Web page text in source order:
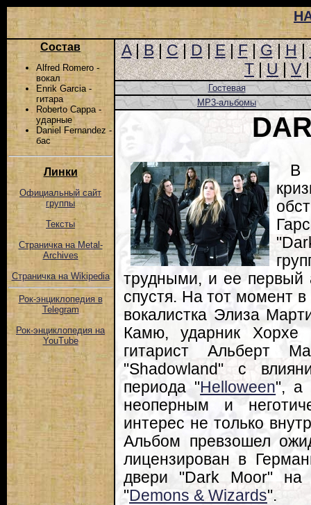
Состав
Alfred Romero -
вокал
Enrik Garcia -
гитара
Roberto Cappa -
ударные
Daniel Fernandez -
бас
Линки
Официальный сайт
группы
Тексты
Страничка на Metal-
Archives
Страничка на Wikipedia
Рок-энциклопедия в
Telegram
Рок-энциклопедия на
YouTube
A|B|C|D|E|F|G|H|
T|U|V
Гостевая
MP3-альбомы
В
трудными, и ее первый
спустя. На тот момент
вокалистка Элиза
Камю, ударник
гитарист Альберт
"Shadowland" с
периода "Helloween", а
неоперным и
интерес не только
Альбом превзошел
лицензирован в
двери "Dark Moor" на
"Demons & Wizards".